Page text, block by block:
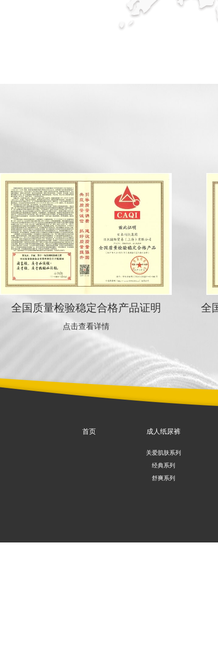
全国质量检验稳定合格产品证明
点击查看详情
全
首页 成人纸尿裤
关爱肌肤系列
经典系列
舒爽系列